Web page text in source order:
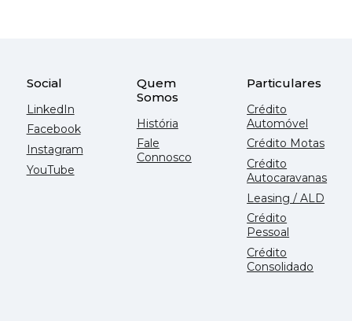
Social
LinkedIn
Facebook
Instagram
YouTube
Quem
Somos
História
Fale
Connosco
Particulares
Crédito
Automóvel
Crédito Motas
Crédito
Autocaravanas
Leasing / ALD
Crédito
Pessoal
Crédito
Consolidado